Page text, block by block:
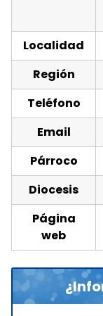
Localidad
Región
Teléfono
Email
Párroco
Diocesis
Página
web